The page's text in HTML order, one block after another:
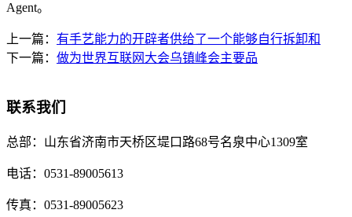
Agent。
上一篇： 有手艺能力的开辟者供给了一个能够自行拆卸和
下一篇： 做为世界互联网大会乌镇峰会主要品
联系我们
总部： 山东省济南市天桥区堤口路68号名泉中心1309室
电话： 0531-89005613
传真： 0531-89005623